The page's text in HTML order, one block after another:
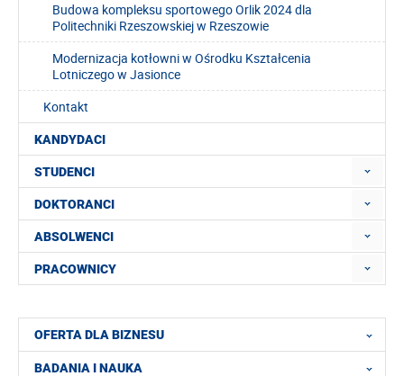
Budowa kompleksu sportowego Orlik 2024 dla
Politechniki Rzeszowskiej w Rzeszowie
Modernizacja kotłowni w Ośrodku Kształcenia
Lotniczego w Jasionce
Kontakt
KANDYDACI
STUDENCI
DOKTORANCI
ABSOLWENCI
PRACOWNICY
OFERTA DLA BIZNESU
BADANIA I NAUKA